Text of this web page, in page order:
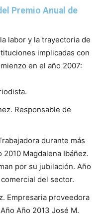
Premio Anual de
labor y la trayectoria de
implicadas con
en el año 2007:
Responsable de
durante más
Magdalena Ibáñez.
por su jubilación. Año
del sector.
Empresaria proveedora
Año 2013 José M.